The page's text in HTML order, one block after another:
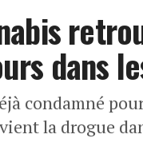
dans
condamné
la drogue